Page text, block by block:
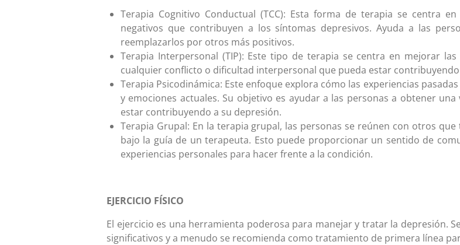
Terapia Cognitivo Conductual (TCC): Esta forma de terapia se centra
negativos que contribuyen a los síntomas depresivos. Ayuda a las
reemplazarlos por otros más positivos.
Terapia Interpersonal (TIP): Este tipo de terapia se centra en mejorar
cualquier conflicto o dificultad interpersonal que pueda estar
Terapia Psicodinámica: Este enfoque explora cómo las experiencias
y emociones actuales. Su objetivo es ayudar a las personas a obtener
estar contribuyendo a su depresión.
Terapia Grupal: En la terapia grupal, las personas se reúnen con otros
bajo la guía de un terapeuta. Esto puede proporcionar un sentido de
experiencias personales para hacer frente a la condición.
EJERCICIO FÍSICO
El ejercicio es una herramienta poderosa para manejar y tratar la depresión.
significativos y a menudo se recomienda como tratamiento de primera línea